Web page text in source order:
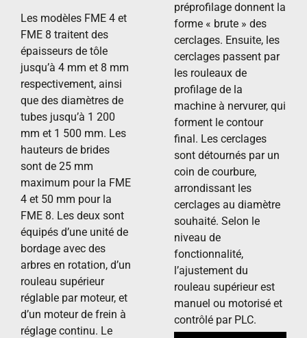
Les modèles FME 4 et
FME 8 traitent des
épaisseurs de tôle
jusqu’à 4 mm et 8 mm
respectivement, ainsi
que des diamètres de
tubes jusqu’à 1 200
mm et 1 500 mm. Les
hauteurs de brides
sont de 25 mm
maximum pour la FME
4 et 50 mm pour la
FME 8. Les deux sont
équipés d’une unité de
bordage avec des
arbres en rotation, d’un
rouleau supérieur
réglable par moteur, et
d’un moteur de frein à
réglage continu. Le
préprofilage donnent la
forme « brute » des
cerclages. Ensuite, les
cerclages passent par
les rouleaux de
profilage de la
machine à nervurer, qui
forment le contour
final. Les cerclages
sont détournés par un
coin de courbure,
arrondissant les
cerclages au diamètre
souhaité. Selon le
niveau de
fonctionnalité,
l’ajustement du
rouleau supérieur est
manuel ou motorisé et
contrôlé par PLC.